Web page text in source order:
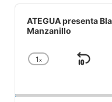
Audio
Player
ATEGUA presenta
Manzanillo
Change
1x
Skip